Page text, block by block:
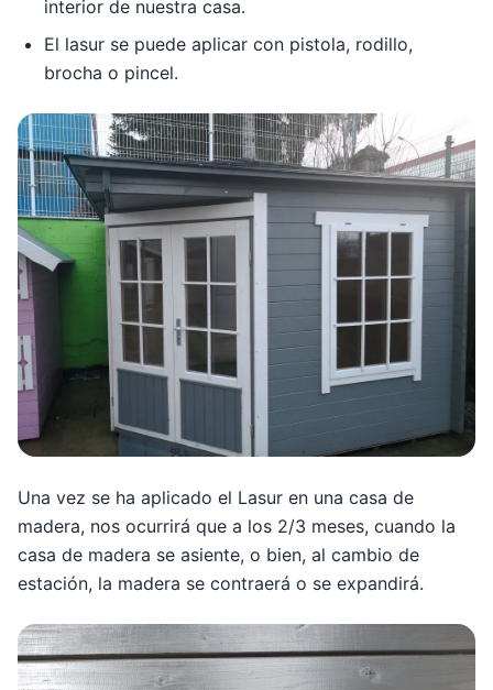
interior de nuestra casa.
El lasur se puede aplicar con pistola, rodillo,
brocha o pincel.
Una vez se ha aplicado el Lasur en una casa de
madera, nos ocurrirá que a los 2/3 meses, cuando la
casa de madera se asiente, o bien, al cambio de
estación, la madera se contraerá o se expandirá.